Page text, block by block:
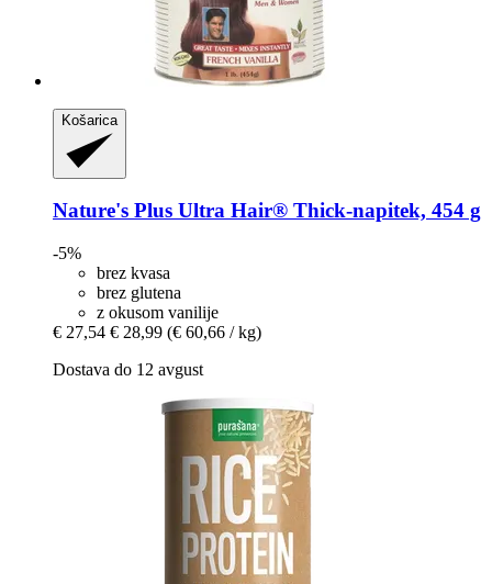
Košarica
Nature's Plus Ultra Hair® Thick-​napitek, 454 g
-5%
brez kvasa
brez glutena
z okusom vanilije
€ 27,54 € 28,99 (€ 60,66 / kg)
Dostava do 12 avgust